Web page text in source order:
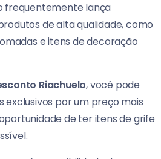
frequentemente lança
de alta qualidade, como
e itens de decoração
Riachuelo, você pode
exclusivos por um preço mais
de ter itens de grife